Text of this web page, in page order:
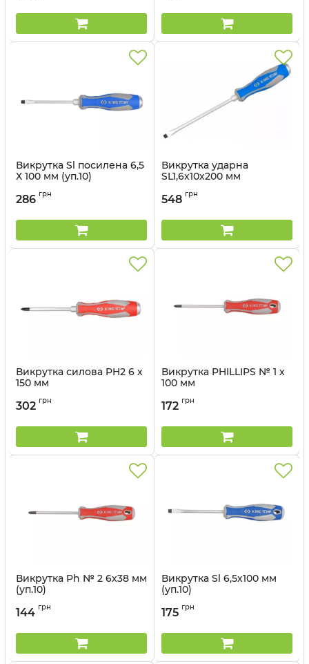
Викрутка Sl посилена 6,5
Х 100 мм (уп.10)
286 грн
Викрутка ударна
SL1,6х10х200 мм
548 грн
Викрутка силова PH2 6 х
150 мм
302 грн
Викрутка PHILLIPS № 1 х
100 мм
172 грн
Викрутка Ph № 2 6х38 мм
(уп.10)
144 грн
Викрутка Sl 6,5х100 мм
(уп.10)
175 грн